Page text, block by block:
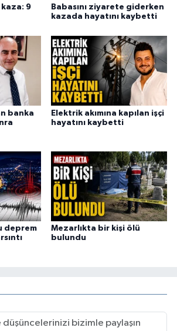
9
Babasını ziyarete giderken
kazada hayatını kaybetti
banka
Elektrik akımına kapılan işçi
hayatını kaybetti
deprem
Mezarlıkta bir kişi ölü
bulundu